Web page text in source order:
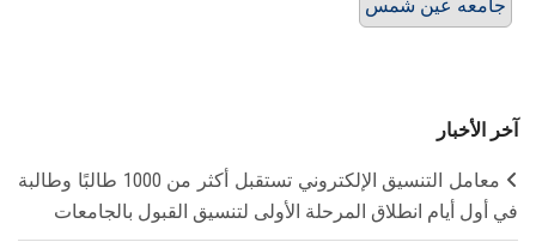
جامعه عين شمس
آخر الأخبار
معامل التنسيق الإلكتروني تستقبل أكثر من 1000 طالبًا وطالبة
في أول أيام انطلاق المرحلة الأولى لتنسيق القبول بالجامعات